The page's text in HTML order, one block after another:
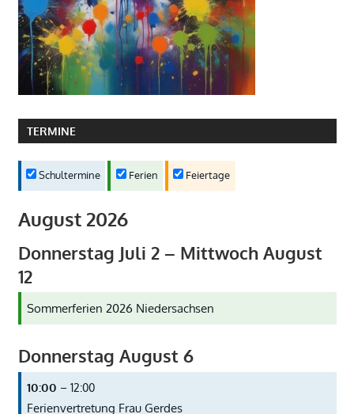
TERMINE
Schultermine Ferien Feiertage
August 2026
Donnerstag Juli 2– Mittwoch August
12
Sommerferien 2026 Niedersachsen
Donnerstag August 6
10:00 – 12:00
Ferienvertretung Frau Gerdes